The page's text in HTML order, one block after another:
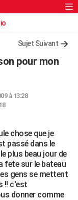
Sujet Suivant
pour mon
à 13:28
chose que je
passé dans le
plus beau jour de
fete sur le bateau
gens se mettent
!! c'est
donner comme